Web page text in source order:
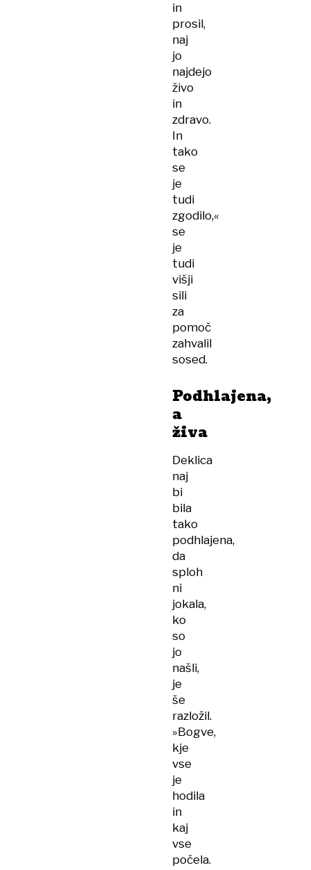
in
prosil,
naj
jo
najdejo
živo
in
zdravo.
In
tako
se
je
tudi
zgodilo,«
se
je
tudi
višji
sili
za
pomoč
zahvalil
sosed.
Podhlajena,
a
živa
Deklica
naj
bi
bila
tako
podhlajena,
da
sploh
ni
jokala,
ko
so
jo
našli,
je
še
razložil.
»Bogve,
kje
vse
je
hodila
in
kaj
vse
počela.